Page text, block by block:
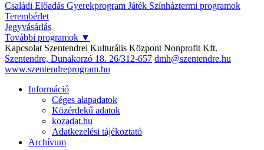
Családi Előadás Gyerekprogram Játék Színháztermi programok
Terembérlet
Jegyvásárlás
További programok ▼
Kapcsolat Szentendrei Kulturális Központ Nonprofit Kft.
Szentendre, Dunakorzó 18. 26/312-657 dmh@szentendre.hu
www.szentendreprogram.hu
Információ
Céges alapadatok
Közérdekű adatok
kozadat.hu
Adatkezelési tájékoztató
Archívum